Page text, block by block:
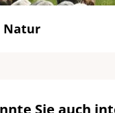
Natur
Sie auch